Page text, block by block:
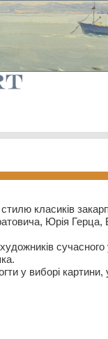
класиків
Юрія
у виборі картини,